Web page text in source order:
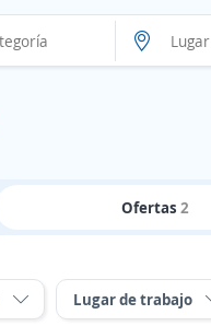
Ofertas2
Lugar de trabajo